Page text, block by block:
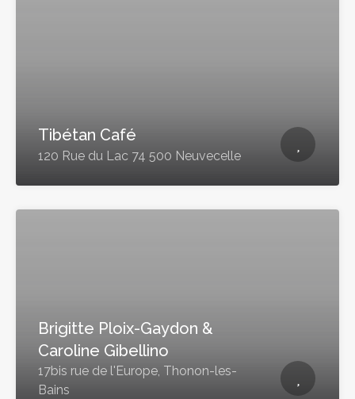
Tibétan Café
120 Rue du Lac 74 500 Neuvecelle
Brigitte Ploix-Gaydon &
Caroline Gibellino
17bis rue de l'Europe, Thonon-les-
Bains